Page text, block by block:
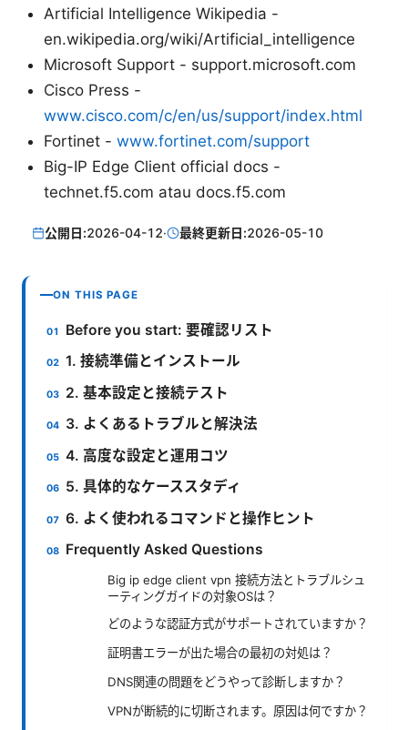
Artificial Intelligence Wikipedia -
en.wikipedia.org/wiki/Artificial_intelligence
Microsoft Support - support.microsoft.com
Cisco Press -
www.cisco.com/c/en/us/support/index.html
Fortinet - www.fortinet.com/support
Big-IP Edge Client official docs -
technet.f5.com atau docs.f5.com
公開日:2026-04-12· 最終更新日:2026-05-10
ON THIS PAGE
Before you start: 要確認リスト
1. 接続準備とインストール
2. 基本設定と接続テスト
3. よくあるトラブルと解決法
4. 高度な設定と運用コツ
5. 具体的なケーススタディ
6. よく使われるコマンドと操作ヒント
Frequently Asked Questions
Big ip edge client vpn 接続方法とトラブルシュ
ーティングガイドの対象OSは？
どのような認証方式がサポートされていますか？
証明書エラーが出た場合の最初の対処は？
DNS関連の問題をどうやって診断しますか？
VPNが断続的に切断されます。原因は何ですか？